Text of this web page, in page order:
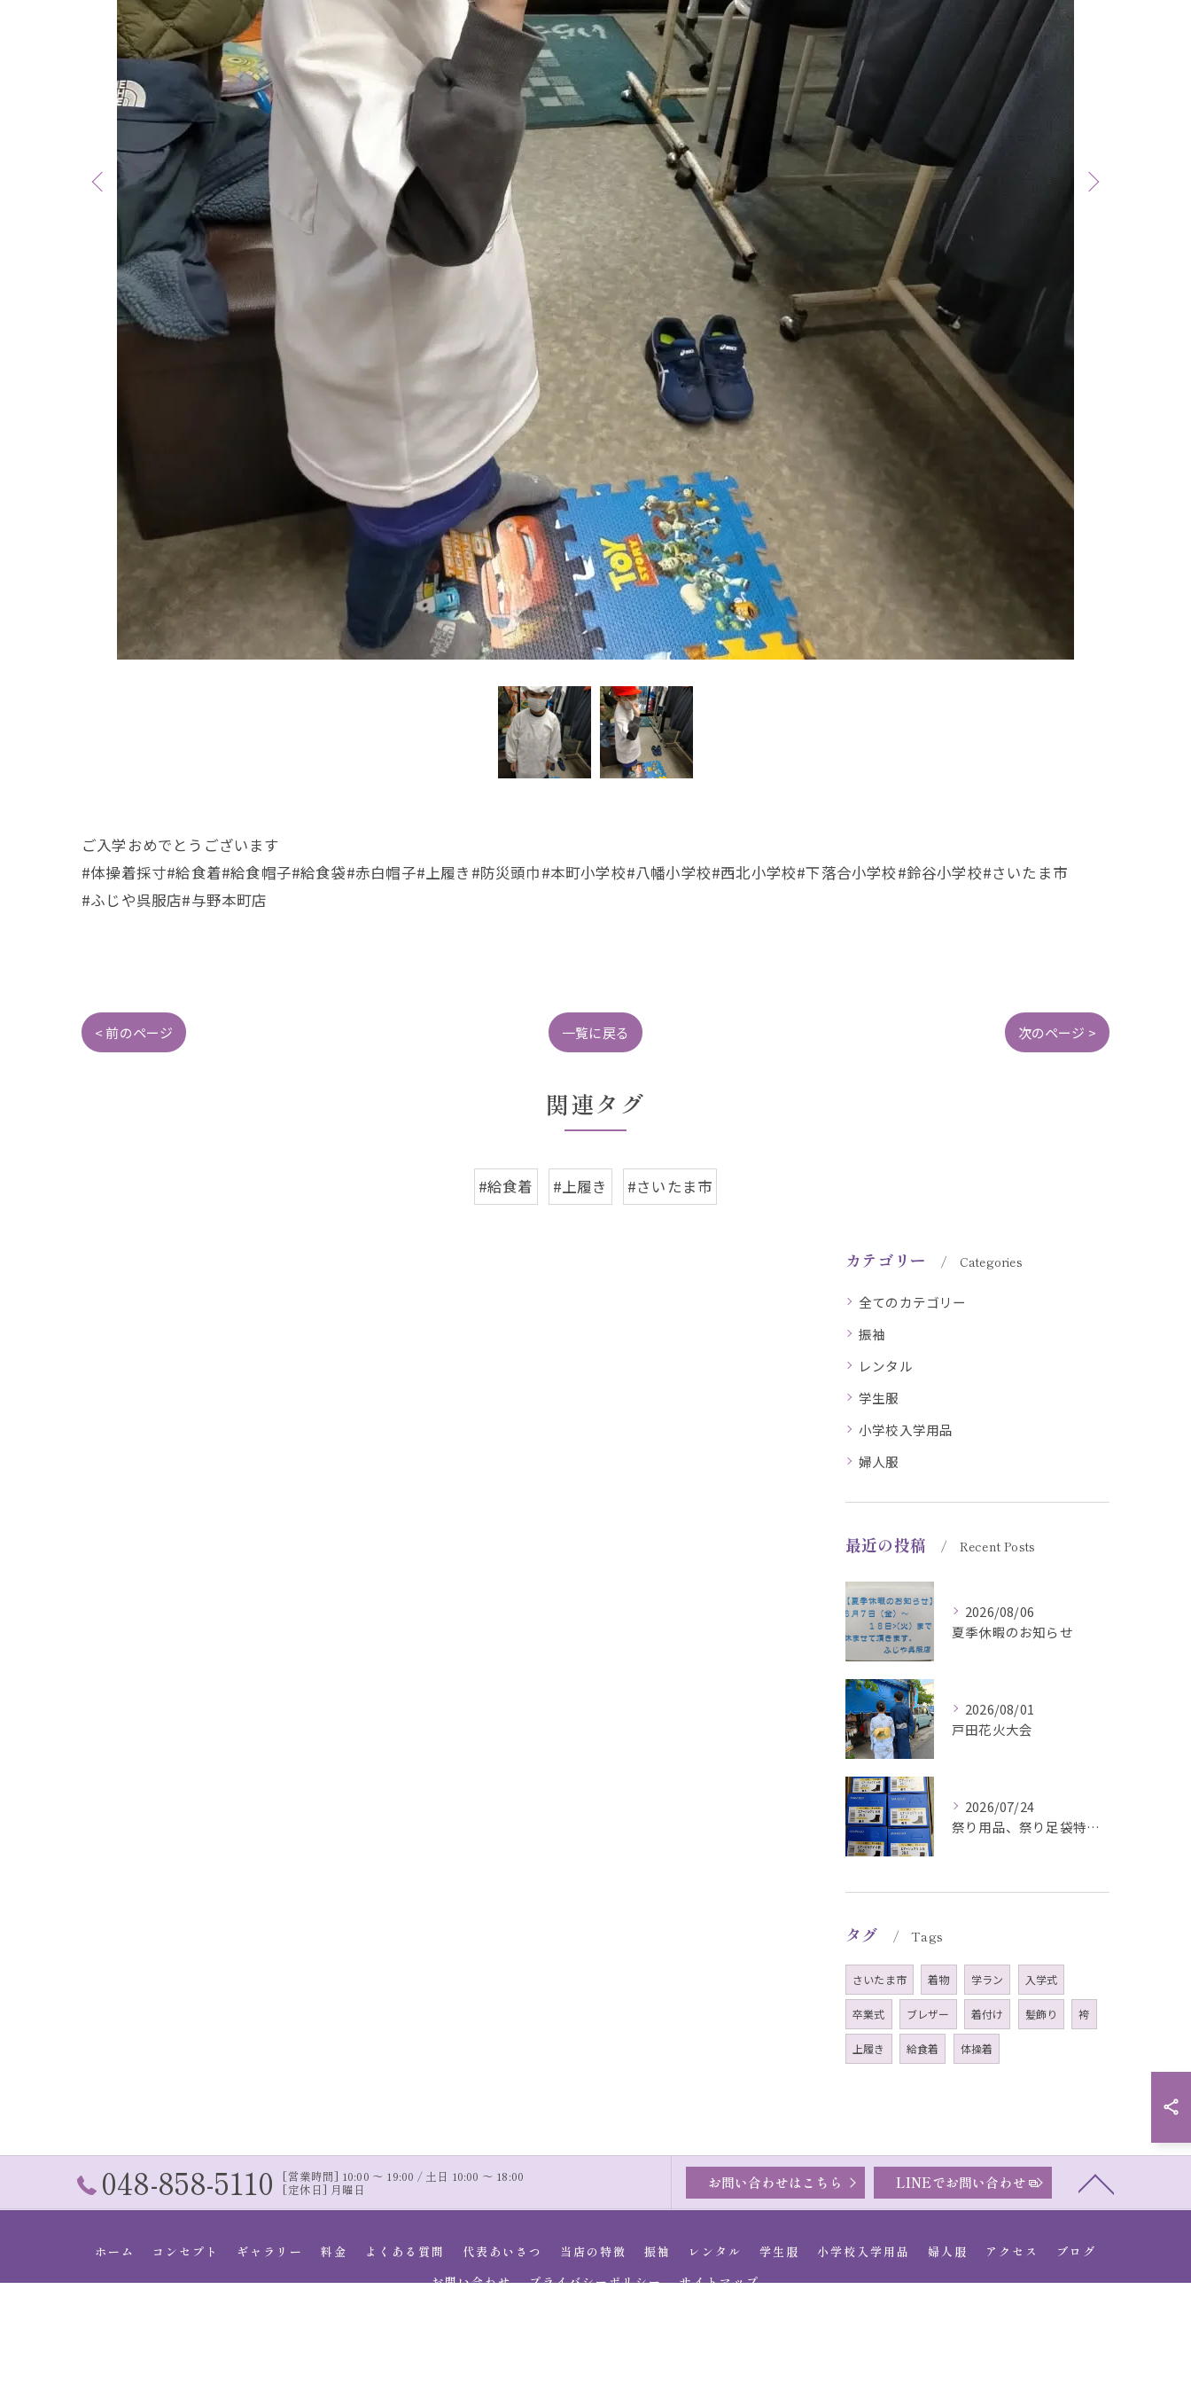
ご入学おめでとうございます
#体操着採寸#給食着#給食帽子#給食袋#赤白帽子#上履き#防災頭巾#本町小学校#八幡小学校#西北小学校#下落合小学校#鈴谷小学校#さいたま市
#ふじや呉服店#与野本町店
< 前のページ 一覧に戻る 次のページ >
関連タグ
#給食着 #上履き #さいたま市
カテゴリー Categories
全てのカテゴリー
振袖
レンタル
学生服
小学校入学用品
婦人服
最近の投稿 Recent Posts
2026/08/06
夏季休暇のお知らせ
2026/08/01
戸田花火大会
2026/07/24
祭り用品、祭り足袋特価販売中
タグ Tags
さいたま市 着物 学ラン 入学式
卒業式 ブレザー 着付け 髪飾り 袴
上履き 給食着 体操着
048-858-5110 [営業時間] 10:00 〜 19:00 / 土日 10:00 〜 18:00
[定休日] 月曜日 お問い合わせはこちら LINEでお問い合わせ
ホーム コンセプト ギャラリー 料金 よくある質問 代表あいさつ 当店の特徴 振袖 レンタル 学生服 小学校入学用品 婦人服 アクセス
ブログ
お問い合わせ
プライバシーポリシー サイトマップ